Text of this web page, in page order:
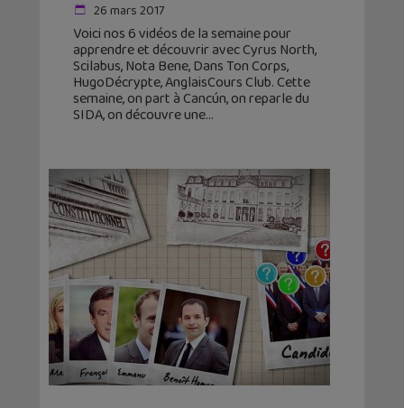
26 mars 2017
Voici nos 6 vidéos de la semaine pour
apprendre et découvrir avec Cyrus North,
Scilabus, Nota Bene, Dans Ton Corps,
HugoDécrypte, AnglaisCours Club. Cette
semaine, on part à Cancún, on reparle du
SIDA, on découvre une